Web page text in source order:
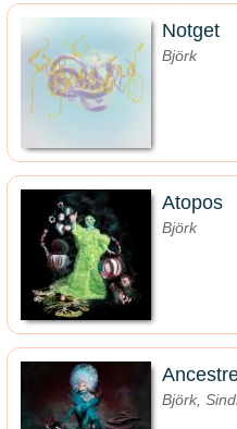
Notget
Björk
Atopos
Björk
Björk,